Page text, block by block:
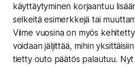
käyttäytyminen korjaantuu
selkeitä esimerkkejä tai
Viime vuosina on myös
voidaan jäljittää, mihin
tietty outo päätös palautuu. Nyt